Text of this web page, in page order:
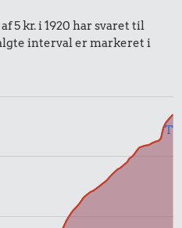
0,04 kr.
5 kr. i 1920 har svaret til
interval er markeret i
Til